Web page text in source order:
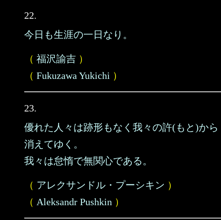
22.
今日も生涯の一日なり。
（ 福沢諭吉 ）
（ Fukuzawa Yukichi ）
23.
優れた人々は跡形もなく我々の許(もと)から
消えてゆく。
我々は怠惰で無関心である。
（ アレクサンドル・プーシキン ）
（ Aleksandr Pushkin ）